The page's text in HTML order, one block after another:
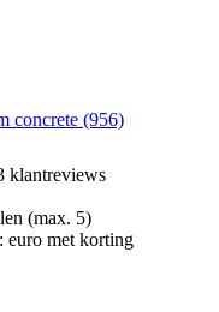
concrete (956)
klantreviews
(max. 5)
euro met korting